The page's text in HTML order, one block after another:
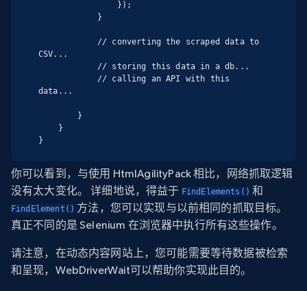
CSV...
data...
}
你可以看到，与使用 HtmlAgilityPack 相比，网络抓取逻辑
没有太大变化。 详细地说，得益于 FindElements() 和
FindElement() 方法，您可以实现与以前相同的抓取目标。
真正不同的是 Selenium 在浏览器中执行所有这些操作。
请注意，在动态内容网站上，您可能需要等待数据被检索
和呈现， WebDriverWait可以帮助你实现此目的。